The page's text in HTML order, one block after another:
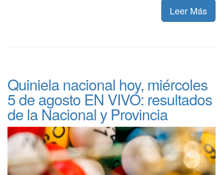
Leer Más
Quiniela nacional hoy, miércoles
5 de agosto EN VIVO: resultados
de la Nacional y Provincia